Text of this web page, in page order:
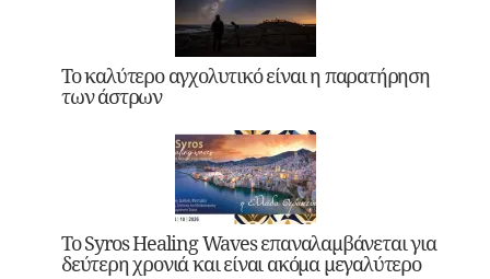
Το καλύτερο αγχολυτικό είναι η παρατήρηση
των άστρων
Το Syros Healing Waves επαναλαμβάνεται για
δεύτερη χρονιά και είναι ακόμα μεγαλύτερο